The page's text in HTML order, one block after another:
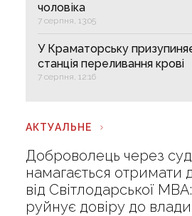
чоловіка
7 серпня, 13:05
У Краматорську призупиняє
станція переливання крові
7 серпня, 12:16
АКТУАЛЬНЕ
Доброволець через суд
намагається отримати
від Світлодарської
руйнує довіру до влади